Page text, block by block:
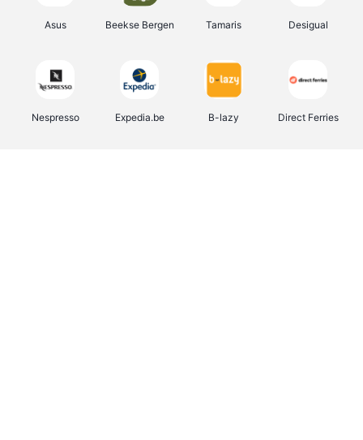
Asus Beekse Bergen Tamaris Desigual
Nespresso Expedia.be B-lazy Direct Ferries